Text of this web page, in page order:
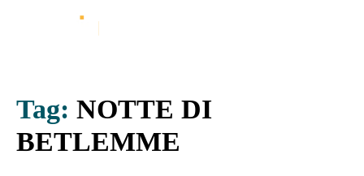
Tag: NOTTE DI
BETLEMME